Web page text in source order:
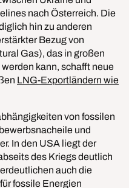
nach Österreich. Die
hin zu anderen
Bezug von
Gas), das in großen
kann, schafft neue
LNG-Exportländern wie
von fossilen
und
In den USA liegt der
des Kriegs deutlich
auch die
fossile Energien